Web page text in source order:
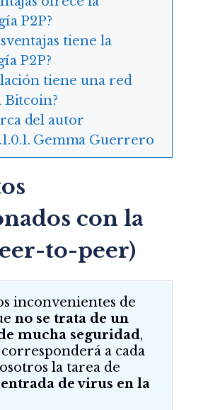
P2P?
tiene la
P2P?
tiene una red
Bitcoin?
del autor
Gemma Guerrero
con la
to-peer)
inconvenientes de
no se trata de un
mucha seguridad,
a cada
la tarea de
de virus en la